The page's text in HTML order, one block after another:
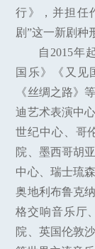
行》，并担任
剧”这一新剧种
自2015年
国乐》《又见
《丝绸之路》
迪艺术表演中
世纪中心、哥
院、墨西哥胡
中心、瑞士琉
奥地利布鲁克
格交响音乐厅
院、英国伦敦